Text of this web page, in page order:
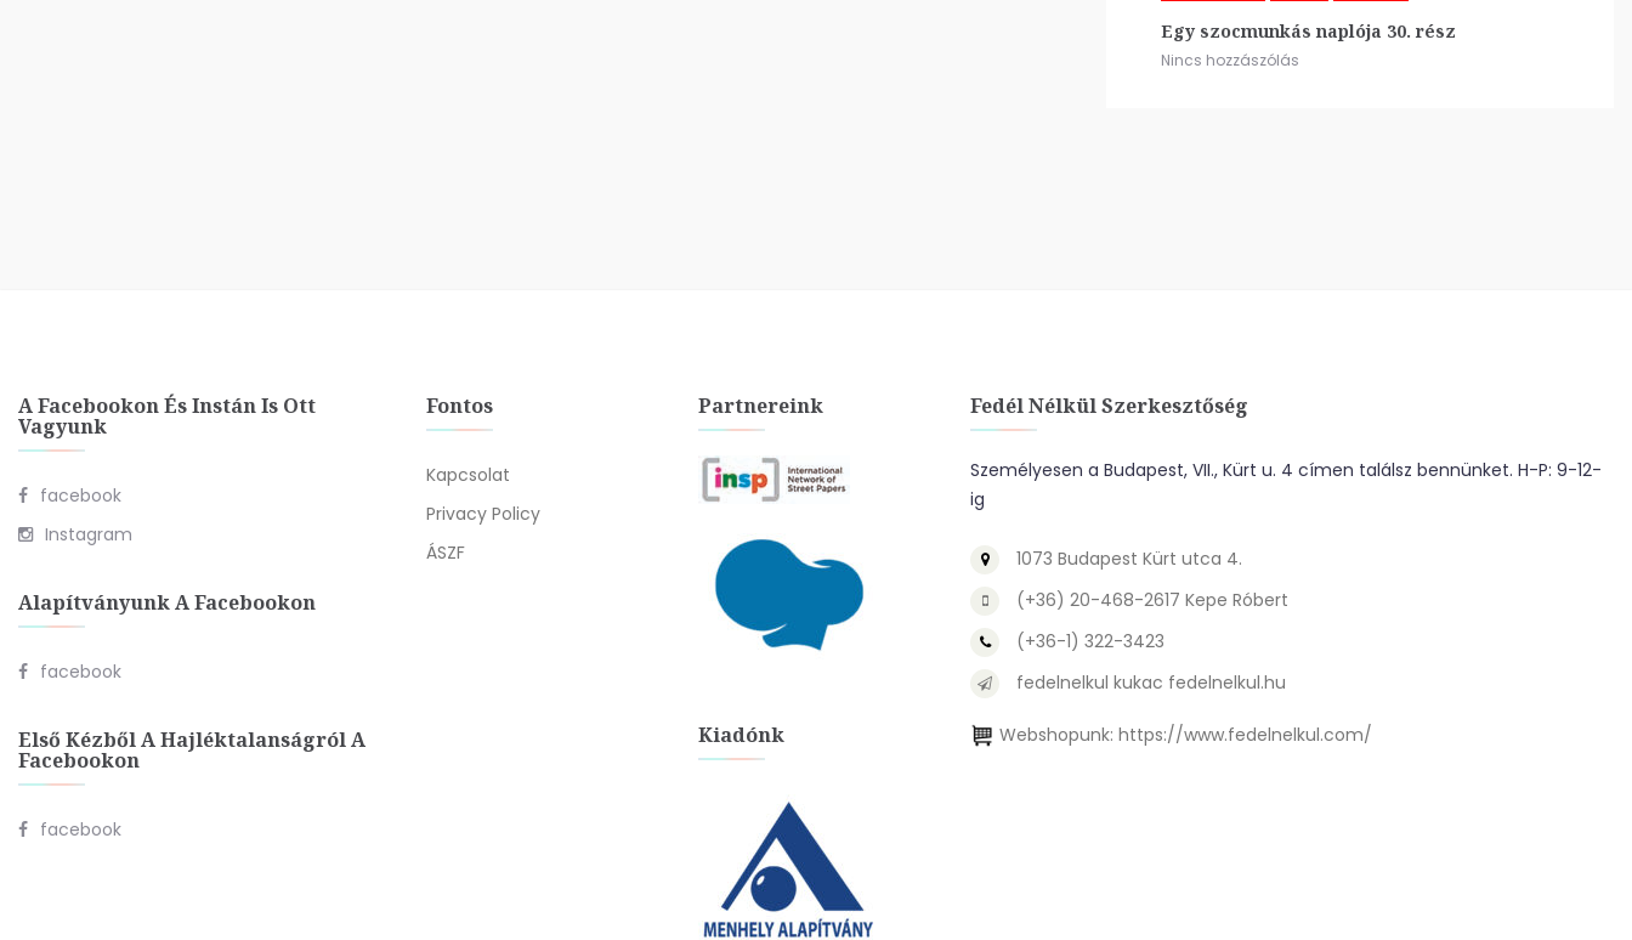
Egy szocmunkás naplója 30. rész
Nincs hozzászólás
A Facebookon És Instán Is Ott
Vagyunk
facebook
Instagram
Alapítványunk A Facebookon
facebook
Első Kézből A Hajléktalanságról A
Facebookon
facebook
Fontos
Kapcsolat
Privacy Policy
ÁSZF
Partnereink
Kiadónk
Fedél Nélkül Szerkesztőség
Személyesen a Budapest, VII., Kürt u. 4 címen találsz bennünket. H-P: 9-12-
ig
1073 Budapest Kürt utca 4.
(+36) 20-468-2617 Kepe Róbert
(+36-1) 322-3423
fedelnelkul kukac fedelnelkul.hu
Webshopunk: https://www.fedelnelkul.com/